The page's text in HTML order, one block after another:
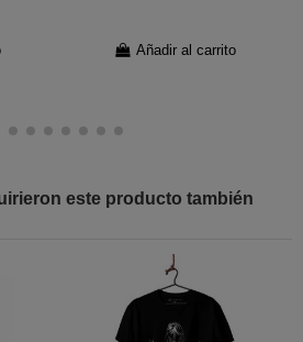
Añadir al carrito
este producto también